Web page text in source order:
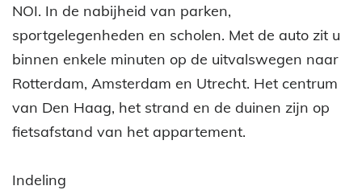
NOI. In de nabijheid van parken,
sportgelegenheden en scholen. Met de auto zit u
binnen enkele minuten op de uitvalswegen naar
Rotterdam, Amsterdam en Utrecht. Het centrum
van Den Haag, het strand en de duinen zijn op
fietsafstand van het appartement.
Indeling